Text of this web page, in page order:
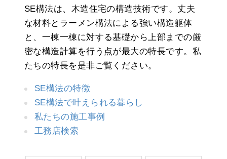
SE構法は、木造住宅の構造技術です。丈夫
な材料とラーメン構法による強い構造躯体
と、一棟一棟に対する基礎から上部までの厳
密な構造計算を行う点が最大の特長です。私
たちの特長を是非ご覧ください。
SE構法の特徴
SE構法で叶えられる暮らし
私たちの施工事例
工務店検索